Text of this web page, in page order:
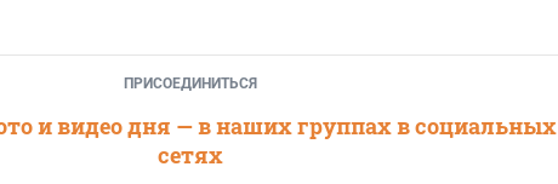
ПРИСОЕДИНИТЬСЯ
и видео дня — в наших группах в социальных
сетях